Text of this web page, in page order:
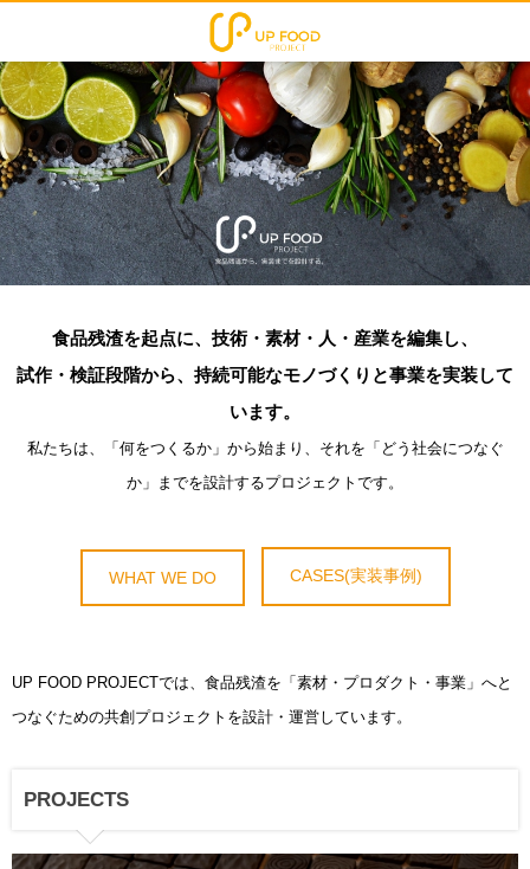
食品残渣を起点に、技術・素材・人・産業を編集し、
試作・検証段階から、持続可能なモノづくりと事業を実装して
います。
私たちは、「何をつくるか」から始まり、それを「どう社会につなぐ
か」までを設計するプロジェクトです。
WHAT WE DO CASES(実装事例)
UP FOOD PROJECTでは、食品残渣を「素材・プロダクト・事業」へと
つなぐための共創プロジェクトを設計・運営しています。
PROJECTS